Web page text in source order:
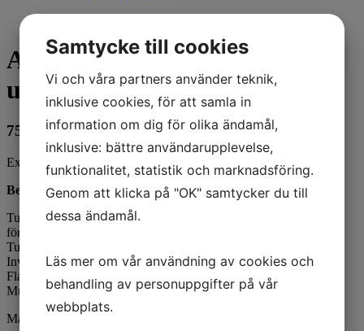
AllroundWork, Lätt
underställsset, Navy, XL
750 kr
Exkl. moms
Beskrivning
Tunt och funktionellt baslagerställ framtaget för arbete i kyliga
förhållanden.
Tunt och funktionellt kombinerat resårtyg.
Invändigt lager i polyester, utvändigt lager i bomull.
Flatlocksömmar.
Muddar i 1x1-resår.
Material: 51 % polyester, 49 % bomull. 175 g/m²
Samtycke till cookies
Vi och våra partners använder teknik,
inklusive cookies, för att samla in
information om dig för olika ändamål,
inklusive: bättre användarupplevelse,
funktionalitet, statistik och marknadsföring.
Genom att klicka på "OK" samtycker du till
dessa ändamål.
Läs mer om vår användning av cookies och
behandling av personuppgifter på vår
webbplats.